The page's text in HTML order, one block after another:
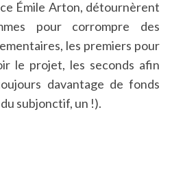
Émile Arton, détournèrent
pour corrompre des
les premiers pour
le projet, les seconds afin
davantage de fonds
subjonctif, un !).